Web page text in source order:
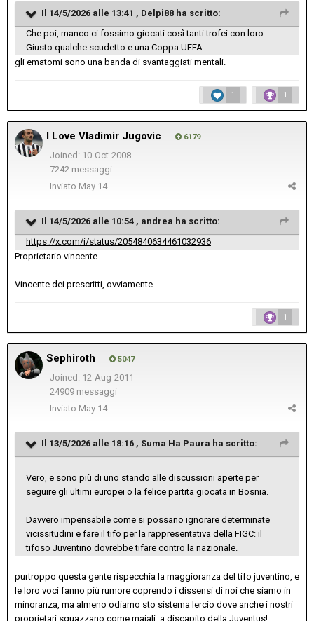
Il 14/5/2026 alle 13:41 , Delpi88 ha scritto:
Che poi, manco ci fossimo giocati così tanti trofei con loro...
Giusto qualche scudetto e una Coppa UEFA...
gli ematomi sono una banda di svantaggiati mentali.
1 1
I Love Vladimir Jugovic 6179
Joined: 10-Oct-2008
7242 messaggi
Inviato May 14
Il 14/5/2026 alle 10:54 , andrea ha scritto:
https://x.com/i/status/2054840634461032936
Proprietario vincente.
Vincente dei prescritti, ovviamente.
1
Sephiroth 5047
Joined: 12-Aug-2011
24909 messaggi
Inviato May 14
Il 13/5/2026 alle 18:16 , Suma Ha Paura ha scritto:
Vero, e sono più di uno stando alle discussioni aperte per
seguire gli ultimi europei o la felice partita giocata in Bosnia.
Davvero impensabile come si possano ignorare determinate
vicissitudini e fare il tifo per la rappresentativa della FIGC: il
tifoso Juventino dovrebbe tifare contro la nazionale.
purtroppo questa gente rispecchia la maggioranza del tifo juventino, e
le loro voci fanno più rumore coprendo i dissensi di noi che siamo in
minoranza, ma almeno odiamo sto sistema lercio dove anche i nostri
proprietari sguazzano come maiali, a discapito della Juventus!